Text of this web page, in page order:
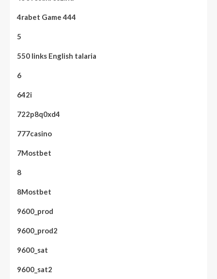
4rabet Game 444
5
550 links English talaria
6
642i
722p8q0xd4
777casino
7Mostbet
8
8Mostbet
9600_prod
9600_prod2
9600_sat
9600_sat2